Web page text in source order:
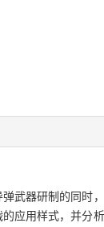
武器研制的同时
应用样式，并分